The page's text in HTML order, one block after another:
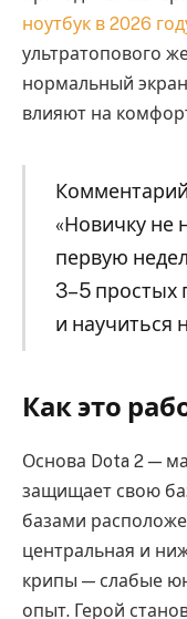
ноутбук в 2026
ультратопового
нормальный
влияют на
«Новичку не
первую
3–5 простых
и научиться
Как это
Основа Dota 2 —
защищает свою
базами
центральная и
крипы — слабые
опыт. Герой